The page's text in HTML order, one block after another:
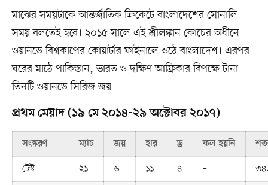
মাঝের সময়টাকে আন্তর্জাতিক ক্রিকেটে বাংলাদেশের সোনালি
সময় বলতেই হবে। ২০১৫ সালে এই শ্রীলঙ্কান কোচের অধীনে
ওয়ানডে বিশ্বকাপের কোয়ার্টার ফাইনালে ওঠে বাংলাদেশ। এরপর
ঘরের মাঠে পাকিস্তান, ভারত ও দক্ষিণ আফ্রিকার বিপক্ষে টানা
তিনটি ওয়ানডে সিরিজ জয়।
প্রথম মেয়াদ (১৯ মে ২০১৪-২৯ অক্টোবর ২০১৭)
সংস্করণ ম্যাচ জয় হার ড্র ফল হয়নি
টেস্ট ২১ ৬ ১১ ৪ –